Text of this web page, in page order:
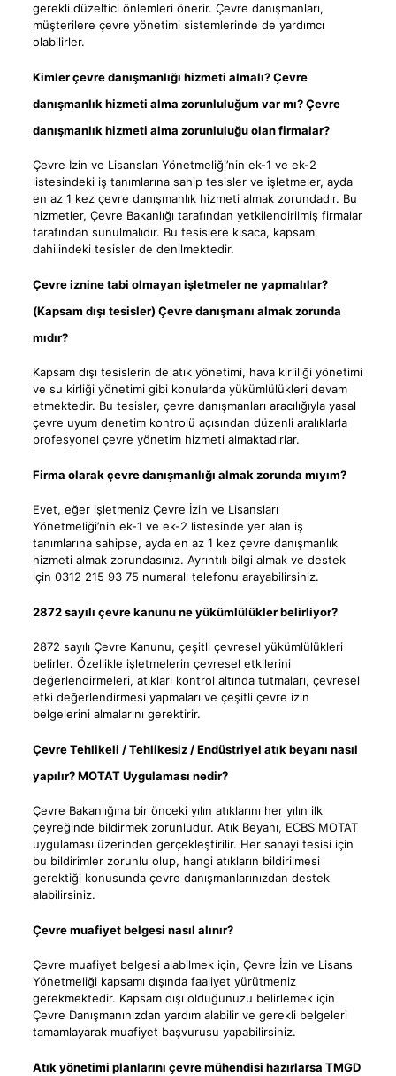
gerekli düzeltici önlemleri önerir. Çevre danışmanları,
müşterilere çevre yönetimi sistemlerinde de yardımcı
olabilirler.
Kimler çevre danışmanlığı hizmeti almalı? Çevre
danışmanlık hizmeti alma zorunluluğum var mı? Çevre
danışmanlık hizmeti alma zorunluluğu olan firmalar?
Çevre İzin ve Lisansları Yönetmeliği’nin ek-1 ve ek-2
listesindeki iş tanımlarına sahip tesisler ve işletmeler, ayda
en az 1 kez çevre danışmanlık hizmeti almak zorundadır. Bu
hizmetler, Çevre Bakanlığı tarafından yetkilendirilmiş firmalar
tarafından sunulmalıdır. Bu tesislere kısaca, kapsam
dahilindeki tesisler de denilmektedir.
Çevre iznine tabi olmayan işletmeler ne yapmalılar?
(Kapsam dışı tesisler) Çevre danışmanı almak zorunda
mıdır?
Kapsam dışı tesislerin de atık yönetimi, hava kirliliği yönetimi
ve su kirliği yönetimi gibi konularda yükümlülükleri devam
etmektedir. Bu tesisler, çevre danışmanları aracılığıyla yasal
çevre uyum denetim kontrolü açısından düzenli aralıklarla
profesyonel çevre yönetim hizmeti almaktadırlar.
Firma olarak çevre danışmanlığı almak zorunda mıyım?
Evet, eğer işletmeniz Çevre İzin ve Lisansları
Yönetmeliği’nin ek-1 ve ek-2 listesinde yer alan iş
tanımlarına sahipse, ayda en az 1 kez çevre danışmanlık
hizmeti almak zorundasınız. Ayrıntılı bilgi almak ve destek
için 0312 215 93 75 numaralı telefonu arayabilirsiniz.
2872 sayılı çevre kanunu ne yükümlülükler belirliyor?
2872 sayılı Çevre Kanunu, çeşitli çevresel yükümlülükleri
belirler. Özellikle işletmelerin çevresel etkilerini
değerlendirmeleri, atıkları kontrol altında tutmaları, çevresel
etki değerlendirmesi yapmaları ve çeşitli çevre izin
belgelerini almalarını gerektirir.
Çevre Tehlikeli / Tehlikesiz / Endüstriyel atık beyanı nasıl
yapılır? MOTAT Uygulaması nedir?
Çevre Bakanlığına bir önceki yılın atıklarını her yılın ilk
çeyreğinde bildirmek zorunludur. Atık Beyanı, ECBS MOTAT
uygulaması üzerinden gerçekleştirilir. Her sanayi tesisi için
bu bildirimler zorunlu olup, hangi atıkların bildirilmesi
gerektiği konusunda çevre danışmanlarınızdan destek
alabilirsiniz.
Çevre muafiyet belgesi nasıl alınır?
Çevre muafiyet belgesi alabilmek için, Çevre İzin ve Lisans
Yönetmeliği kapsamı dışında faaliyet yürütmeniz
gerekmektedir. Kapsam dışı olduğunuzu belirlemek için
Çevre Danışmanınızdan yardım alabilir ve gerekli belgeleri
tamamlayarak muafiyet başvurusu yapabilirsiniz.
Atık yönetimi planlarını çevre mühendisi hazırlarsa TMGD